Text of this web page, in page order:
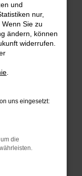
in
und
nur,
Sie zu
ändern, können
widerrufen.
uns eingesetzt:
die